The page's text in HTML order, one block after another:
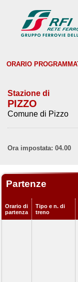
ORARIO
Stazione di
PIZZO
Comune di Pizzo
Ora impostata: 04.00
Partenze
Orario di
partenza
Tipo e n. di
treno